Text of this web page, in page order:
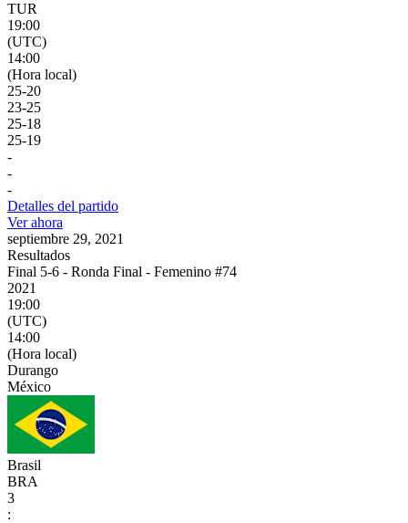
TUR
19:00
(UTC)
14:00
(Hora local)
25-20
23-25
25-18
25-19
-
-
-
Detalles del partido
Ver ahora
septiembre 29, 2021
Resultados
Final 5-6 - Ronda Final - Femenino #74
2021
19:00
(UTC)
14:00
(Hora local)
Durango
México
Brasil
BRA
3
: